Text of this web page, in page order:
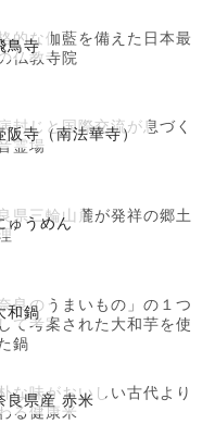
鳥寺
的な伽藍を備えた日本最
仏教寺院
阪寺（南法華寺）
封じと国際交流が息づく
霊場
ゅうめん
県三輪山麓が発祥の郷土
和鍋
奈良のうまいもの」の１つ
て考案された大和芋を使
鍋
良県産 赤米
な味がおいしい古代より
る健康米